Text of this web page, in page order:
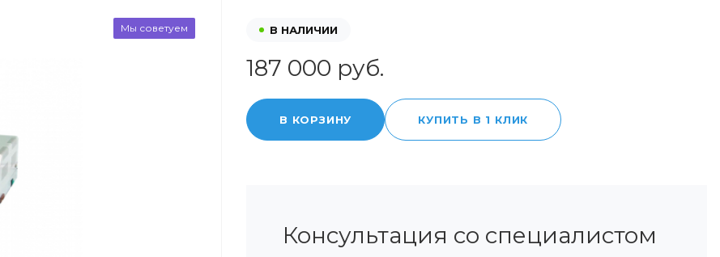
В НАЛИЧИИ
187 000 руб.
В КОРЗИНУ КУПИТЬ В 1 КЛИК
Консультация со специалистом
Мы советуем